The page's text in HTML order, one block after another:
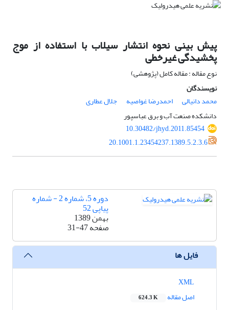
پیش بینی نحوه انتشار سیلاب با استفاده از موج
پخشیدگی غیرخطی
نوع مقاله : مقاله کامل (پژوهشی)
نویسندگان
محمد دانیالی
احمدرضا غواصیه
جلال عطاری
دانشکده صنعت آب و برق عباسپور
10.30482/jhyd.2011.85454
20.1001.1.23454237.1389.5.2.3.6
دوره 5، شماره 2 - شماره
پیاپی 52
بهمن 1389
صفحه31-47
فایل ها
اصل مقاله
624.3 K